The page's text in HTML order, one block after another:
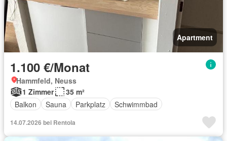
Apartment
1.100 €/Monat
Hammfeld, Neuss
1 Zimmer
35 m²
Balkon
Sauna Parkplatz Schwimmbad
14.07.2026 bei Rentola